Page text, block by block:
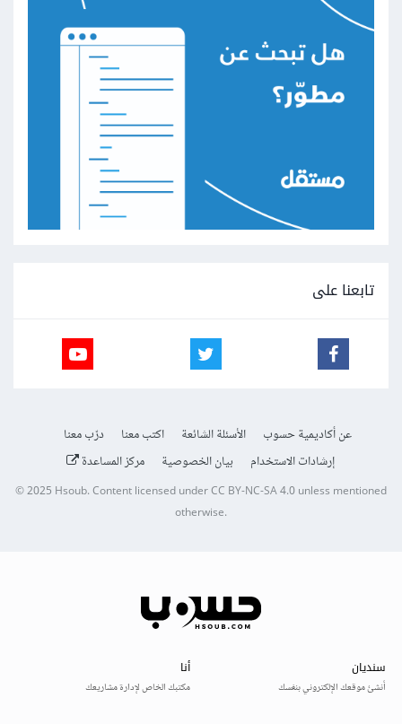
تابعنا على
عن أكاديمية حسوب الأسئلة الشائعة اكتب معنا
درّب معنا
إرشادات الاستخدام
بيان الخصوصية مركز المساعدة
© 2025Hsoub.Content licensed underCC BY-NC-SA 4.0unless mentioned
otherwise.